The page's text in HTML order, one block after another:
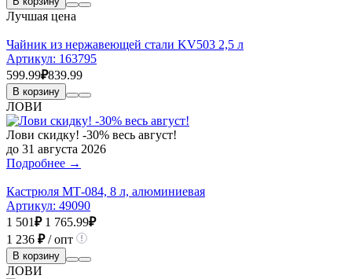
Лучшая цена
Чайник из нержавеющей стали KV503 2,5 л
Артикул: 163795
599.99₽839.99
В корзину
ЛОВИ
Лови скидку! -30% весь август!
до 31 августа 2026
Подробнее →
Кастрюля МТ-084, 8 л, алюминиевая
Артикул: 49090
1 501₽ 1 765.99₽
1 236 ₽/ опт
В корзину
ЛОВИ